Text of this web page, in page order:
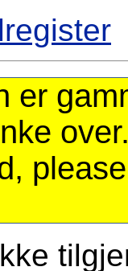
er